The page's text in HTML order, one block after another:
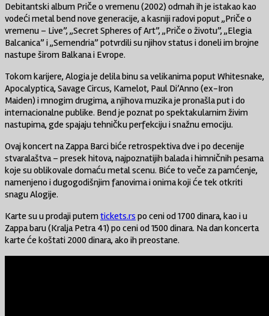
Debitantski album Priče o vremenu (2002) odmah ih je istakao kao
vodeći metal bend nove generacije, a kasniji radovi poput ,,Priče o
vremenu – Live”, ,,Secret Spheres of Art”, ,,Priče o životu”, ,,Elegia
Balcanica” i ,,Semendria” potvrdili su njihov status i doneli im brojne
nastupe širom Balkana i Evrope.
Tokom karijere, Alogia je delila binu sa velikanima poput Whitesnake,
Apocalyptica, Savage Circus, Kamelot, Paul Di’Anno (ex-Iron
Maiden) i mnogim drugima, a njihova muzika je pronašla put i do
internacionalne publike. Bend je poznat po spektakularnim živim
nastupima, gde spajaju tehničku perfekciju i snažnu emociju.
Ovaj koncert na Zappa Barci biće retrospektiva dve i po decenije
stvaralaštva – presek hitova, najpoznatijih balada i himničnih pesama
koje su oblikovale domaću metal scenu. Biće to veče za pamćenje,
namenjeno i dugogodišnjim fanovima i onima koji će tek otkriti
snagu Alogije.
Karte su u prodaji putemtickets.rs po ceni od 1700 dinara, kao i u
Zappa baru (Kralja Petra 41) po ceni od 1500 dinara. Na dan koncerta
karte će koštati 2000 dinara, ako ih preostane.